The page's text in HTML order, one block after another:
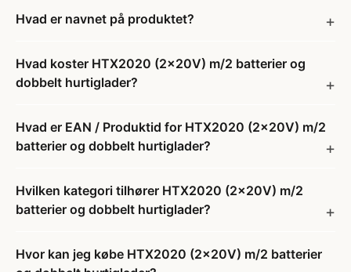
Hvad er navnet på produktet?
Hvad koster HTX2020 (2x20V) m/2 batterier og
dobbelt hurtiglader?
Hvad er EAN / Produktid for HTX2020 (2x20V) m/2
batterier og dobbelt hurtiglader?
Hvilken kategori tilhører HTX2020 (2x20V) m/2
batterier og dobbelt hurtiglader?
Hvor kan jeg købe HTX2020 (2x20V) m/2 batterier